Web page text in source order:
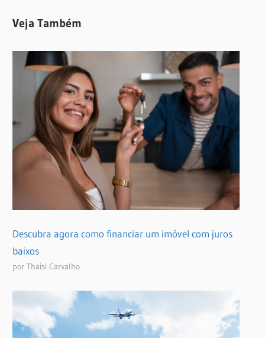
Veja Também
Descubra agora como financiar um imóvel com juros
baixos
por Thaisi Carvalho